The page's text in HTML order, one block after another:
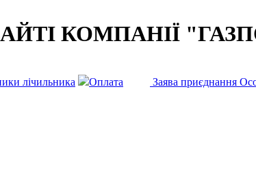
КОМПАНІЇ
лічильника Оплата Заява приєднання